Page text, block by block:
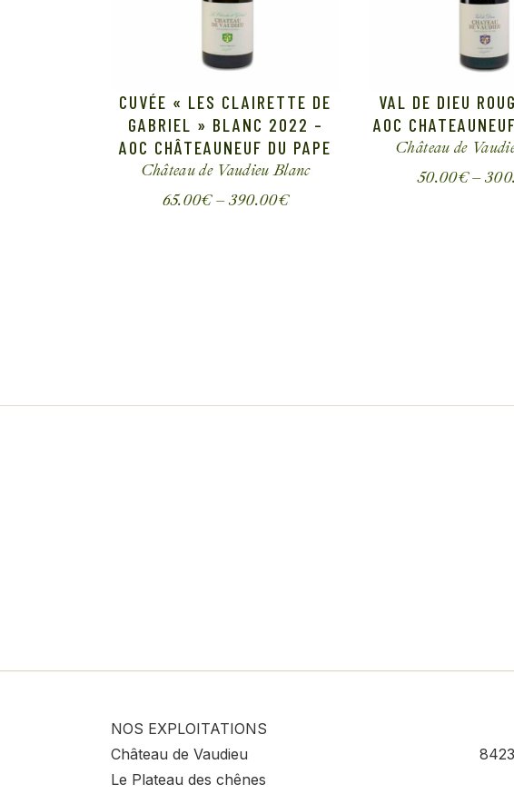
CUVÉE « LES CLAIRETTE DE
GABRIEL » BLANC 2022 –
AOC CHÂTEAUNEUF DU PAPE
Château de VaudieuBlanc
65.00€–390.00€
VAL DE DIEU
AOC
Château de
50.00€–
NOS EXPLOITATIONS
Château de Vaudieu
Le Plateau des chênes